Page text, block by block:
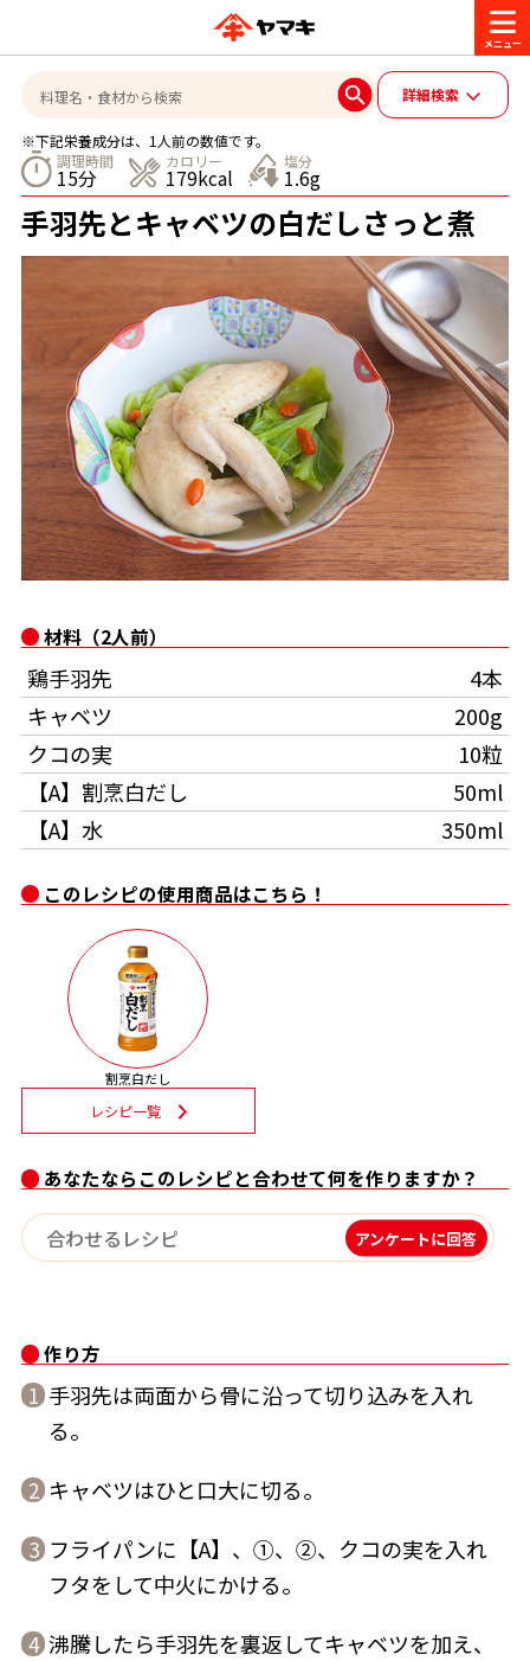
商品情報
ブランド一覧
ヤマキ『めんつゆ』 ヤマキ 割烹白だし
旨さ、別格。だし屋の鍋
サッと鍋®
楽チン屋® ストレートつゆ
新鮮一番
レシピ
おいしいレシピを探す
おいしいレシピトップ
主食レシピ
主菜レシピ
汁物レシピ
おいしいレシピを商品から探す
かつお節レシピ
割烹白だしレシピ
レシピ特設サイト
割烹白だしレシピ特集
だし巻き卵特集
かつおだしが決め手！簡単茶碗蒸し
かつお節・だしを楽しむ
かつお節・だしを知る
だしの取り方
かつお節の削り方
かつお節・だしをもっと知る
かつお節・だしを楽しむ
だしコミュ
CM・キャンペーン
キャンペーン一覧
企業・採用情報
企業情報
- 百年対話
採用情報
- ジョブリターン制
お問い合わせ
ヤマキお客様相談室
オンラインショップ
Global
詳細検索
※下記栄養成分は、1人前の数値です。
調理時間
15分
カロリー
179kcal
塩分
1.6g
手羽先とキャベツの白だしさっと煮
このレシピの使用商品はこちら！
割烹白だし
レシピ一覧
あなたならこのレシピと合わせて何を作りますか？
アンケートに回答
作り方
1 手羽先は両面から骨に沿って切り込みを入れ
る。
2 キャベツはひと口大に切る。
3 フライパンに【A】、①、②、クコの実を入れ
フタをして中火にかける。
4 沸騰したら手羽先を裏返してキャベツを加え、
材料（2人前）
鶏手羽先
4本
キャベツ
200g
クコの実
10粒
【A】割烹白だし
50ml
【A】水
350ml